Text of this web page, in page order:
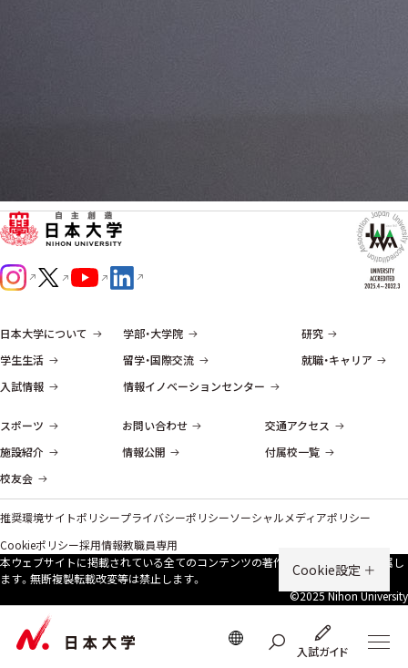
入試ガイド
Cookie設定
日本大学について 学部・大学院
研究
学生生活
留学・国際交流
就職・キャリア
入試情報
情報イノベーションセンター
スポーツ お問い合わせ
交通アクセス
施設紹介
情報公開
付属校一覧
校友会
推奨環境サイトポリシープライバシーポリシーソーシャルメディアポリシー
Cookieポリシー採用情報教職員専用
本ウェブサイトに掲載されている全てのコンテンツの著作権は、原則、本学に帰属し
ます。無断複製転載改変等は禁⽌します。
©2025 Nihon University